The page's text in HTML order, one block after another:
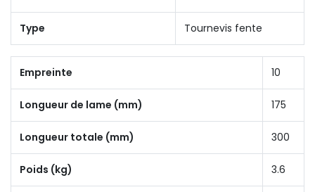
Type Tournevis fente
Empreinte 10
Longueur de lame (mm) 175
Longueur totale (mm) 300
Poids (kg) 3.6